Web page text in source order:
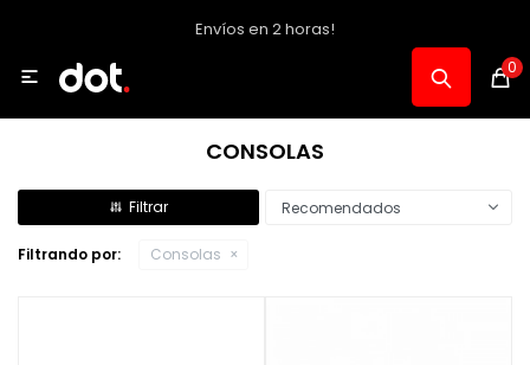
Envíos en 2 horas!
0

CONSOLAS
Recomendados
Filtrando por: Consolas
Notebooks y PC